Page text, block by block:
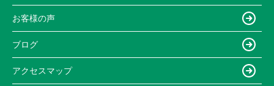
お客様の声
ブログ
アクセスマップ